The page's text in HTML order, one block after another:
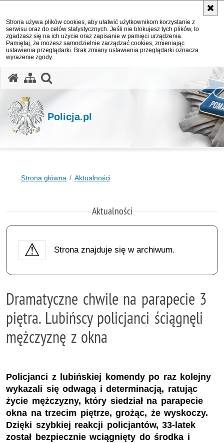
Strona używa plików cookies, aby ułatwić użytkownikom korzystanie z
serwisu oraz do celów statystycznych. Jeśli nie blokujesz tych plików, to
zgadzasz się na ich użycie oraz zapisanie w pamięci urządzenia.
Pamiętaj, że możesz samodzielnie zarządzać cookies, zmieniając
ustawienia przeglądarki. Brak zmiany ustawienia przeglądarki oznacza
wyrażenie zgody.
Policja.pl
Strona główna Aktualności
Aktualności
Strona znajduje się w archiwum.
Dramatyczne chwile na parapecie 3
piętra. Lubińscy policjanci ściągnęli
mężczyznę z okna
Policjanci z lubińskiej komendy po raz kolejny
wykazali się odwagą i determinacją, ratując
życie mężczyzny, który siedział na parapecie
okna na trzecim piętrze, grożąc, że wyskoczy.
Dzięki szybkiej reakcji policjantów, 33-latek
został bezpiecznie wciągnięty do środka i